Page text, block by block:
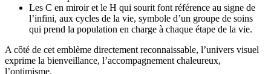
Les C en miroir et le H qui sourit font référence au signe de
l’infini, aux cycles de la vie, symbole d’un groupe de soins
qui prend la population en charge à chaque étape de la vie.
A côté de cet emblème directement reconnaissable, l’univers visuel
exprime la bienveillance, l’accompagnement chaleureux,
l’optimisme.